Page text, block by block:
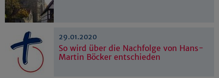
29.01.2020
So wird über die Nachfolge von Hans-
Martin Böcker entschieden